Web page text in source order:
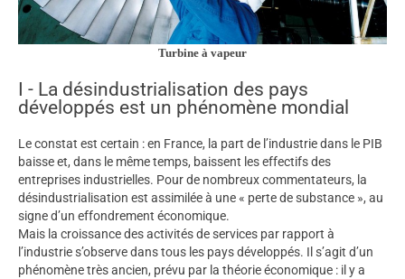
Turbine à vapeur
I - La désindustrialisation des pays
développés est un phénomène mondial
Le constat est certain : en France, la part de l’industrie dans le PIB
baisse et, dans le même temps, baissent les effectifs des
entreprises industrielles. Pour de nombreux commentateurs, la
désindustrialisation est assimilée à une « perte de substance », au
signe d’un effondrement économique.
Mais la croissance des activités de services par rapport à
l’industrie s’observe dans tous les pays développés. Il s’agit d’un
phénomène très ancien, prévu par la théorie économique : il y a